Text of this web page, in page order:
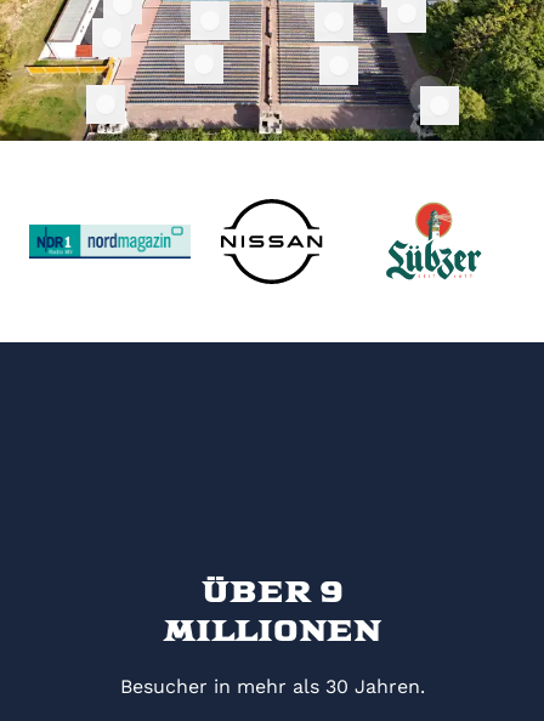
Über 9
Millionen
Besucher in mehr als 30 Jahren.